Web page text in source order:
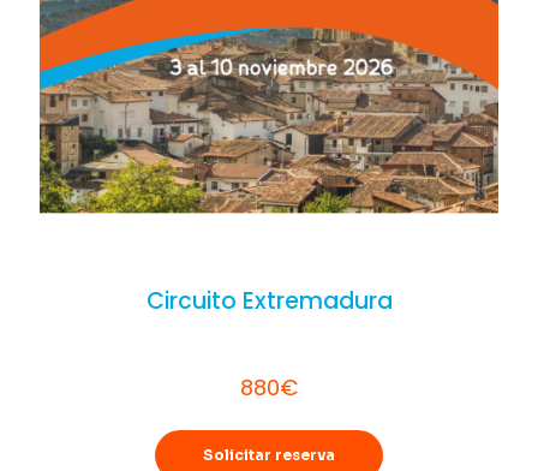
Circuito Extremadura
880€
Solicitar reserva